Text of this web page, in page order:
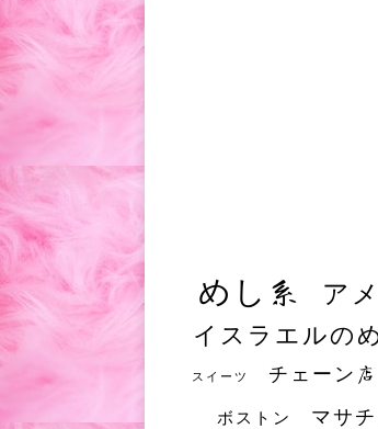
めし系 ア
イスラエルの
スイーツ チェーン店
ボストン マサ